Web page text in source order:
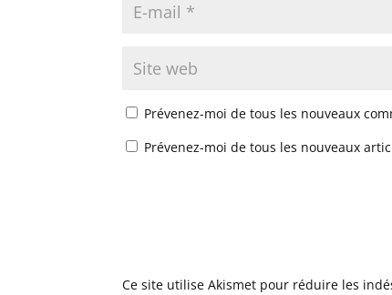
Prévenez-moi de tous les nouveaux
Prévenez-moi de tous les nouveaux
Ce site utilise Akismet pour réduire les